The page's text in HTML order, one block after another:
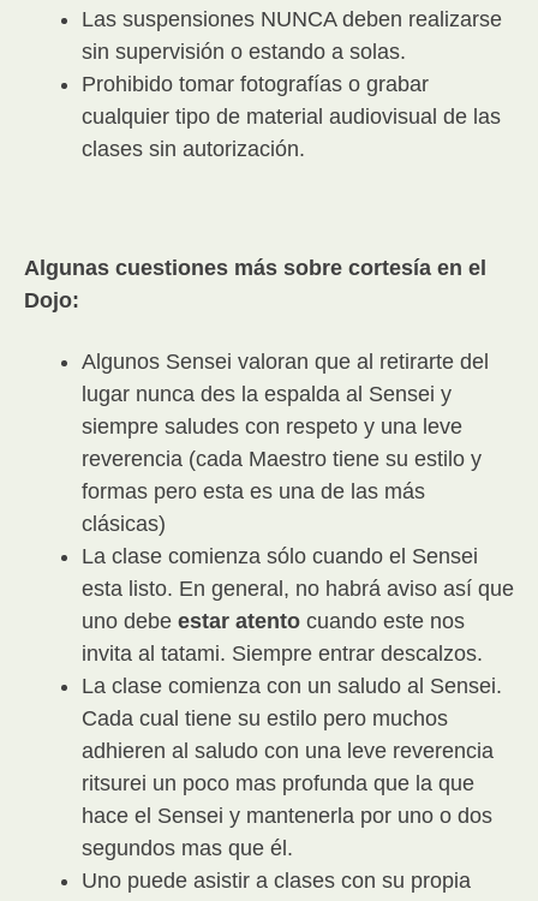
Las suspensiones NUNCA deben realizarse
sin supervisión o estando a solas.
Prohibido tomar fotografías o grabar
cualquier tipo de material audiovisual de las
clases sin autorización.
Algunas cuestiones más sobre cortesía en el
Dojo:
Algunos Sensei valoran que al retirarte del
lugar nunca des la espalda al Sensei y
siempre saludes con respeto y una leve
reverencia (cada Maestro tiene su estilo y
formas pero esta es una de las más
clásicas)
La clase comienza sólo cuando el Sensei
esta listo. En general, no habrá aviso así que
uno debe estar atento cuando este nos
invita al tatami. Siempre entrar descalzos.
La clase comienza con un saludo al Sensei.
Cada cual tiene su estilo pero muchos
adhieren al saludo con una leve reverencia
ritsurei un poco mas profunda que la que
hace el Sensei y mantenerla por uno o dos
segundos mas que él.
Uno puede asistir a clases con su propia